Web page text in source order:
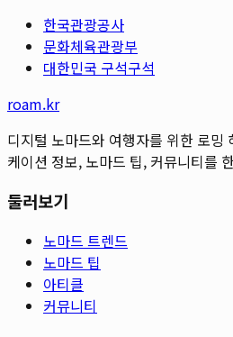
한국관광공사
문화체육관광부
대한민국 구석구석
roam.kr
디지털 노마드와 여행자를 위한 로밍
케이션 정보, 노마드 팁, 커뮤니티를
둘러보기
노마드 트렌드
노마드 팁
아티클
커뮤니티